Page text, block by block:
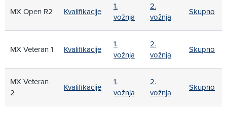
MX Open R2 Kvalifikacije
1.
vožnja
2.
vožnja
Skupno
MX Veteran 1 Kvalifikacije
1.
vožnja
2.
vožnja
Skupno
MX Veteran
2
Kvalifikacije
1.
vožnja
2.
vožnja
Skupno